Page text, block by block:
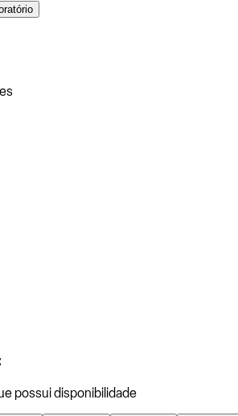
possui disponibilidade